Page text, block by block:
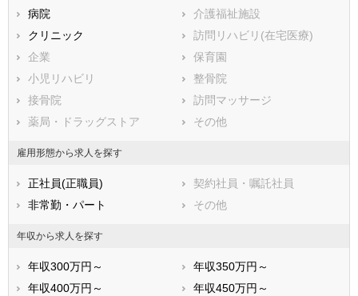
安八郡安八町
揖斐郡揖斐川町
揖斐郡大野町
揖斐郡池田町
本巣郡北方町
加茂郡坂祝町
加茂郡富加町
加茂郡川辺町
加茂郡七宗町
加茂郡八百津町
加茂郡白川町
加茂郡東白川村
病院
介護福祉施設
クリニック
訪問リハビリ(在宅医療)
企業
保育園
小児リハビリ
整骨院
接骨院
訪問マッサージ
薬局・ドラッグストア
その他
雇用形態から求人を探す
正社員(正職員)
契約社員・嘱託社員
非常勤・パート
その他
年収から求人を探す
年収300万円～
年収350万円～
年収400万円～
年収450万円～